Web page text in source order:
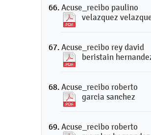
Acuse_recibo paulino
velazquez
Acuse_recibo rey david
beristain
Acuse_recibo roberto
garcia sanchez
Acuse_recibo roberto